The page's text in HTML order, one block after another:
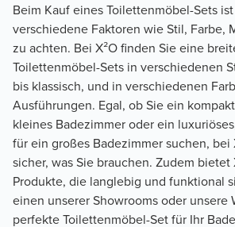
Beim Kauf eines Toilettenmöbel-Sets
verschiedene Faktoren wie Stil, Farbe,
zu achten. Bei X²O finden Sie eine
Toilettenmöbel-Sets in verschiedenen
bis klassisch, und in verschiedenen
Ausführungen. Egal, ob Sie ein
kleines Badezimmer oder ein
für ein großes Badezimmer suchen, bei
sicher, was Sie brauchen. Zudem
Produkte, die langlebig und funktional
einen unserer Showrooms oder unsere
perfekte Toilettenmöbel-Set für Ihr